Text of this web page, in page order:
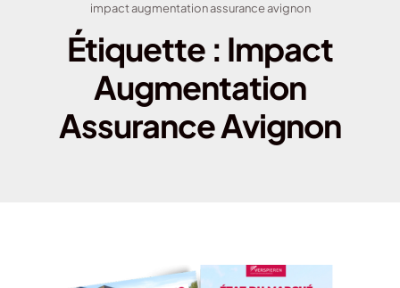
impact augmentation assurance avignon
Étiquette : Impact
Augmentation
Assurance Avignon